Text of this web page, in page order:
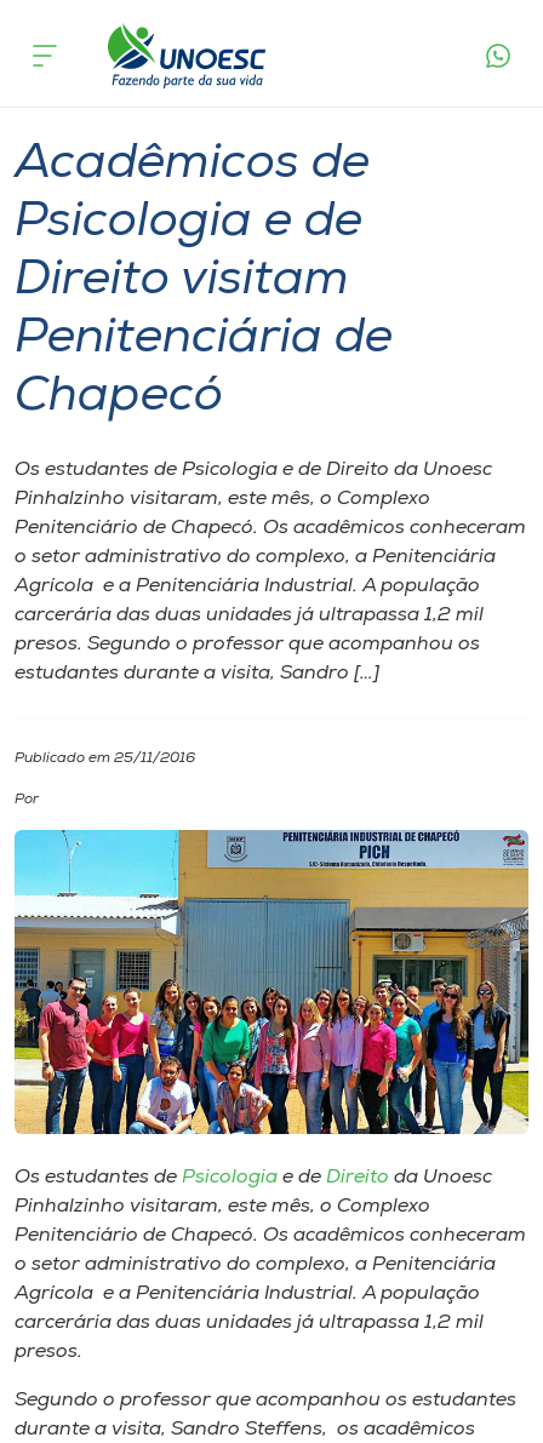
Cursos
Pesquisa
Atendimento ao Estudante
Portal de Ensino
Internacionalização
I.nova
Diplomados
Biblioteca
Editora
Rádio
Museu
Unoesc
Store
Selecione
acontece
Acadêmicos de
Psicologia e de
Direito visitam
Penitenciária de
Chapecó
Os estudantes de Psicologia e de Direito da Unoesc
Pinhalzinho visitaram, este mês, o Complexo
Penitenciário de Chapecó. Os acadêmicos conheceram
o setor administrativo do complexo, a Penitenciária
Agrícola e a Penitenciária Industrial. A população
carcerária das duas unidades já ultrapassa 1,2 mil
presos. Segundo o professor que acompanhou os
estudantes durante a visita, Sandro […]
Publicado em 25/11/2016
Por
Os estudantes de Psicologia e de Direito da Unoesc
Pinhalzinho visitaram, este mês, o Complexo
Penitenciário de Chapecó. Os acadêmicos conheceram
o setor administrativo do complexo, a Penitenciária
Agrícola e a Penitenciária Industrial. A população
carcerária das duas unidades já ultrapassa 1,2 mil
presos.
Segundo o professor que acompanhou os estudantes
durante a visita, Sandro Steffens, os acadêmicos